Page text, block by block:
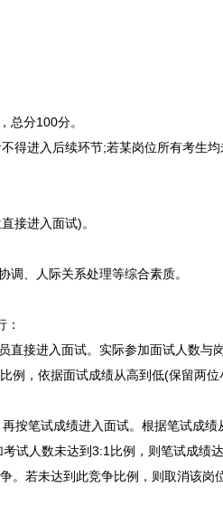
分100分。
进入后续环节;若某岗位所有考生均
接进入面试)。
、人际关系处理等综合素质。
接进入面试。实际参加面试人数与
例，依据面试成绩从高到低(保留两
笔试成绩进入面试。根据笔试成绩
试人数未达到3:1比例，则笔试成绩
。若未达到此竞争比例，则取消该岗